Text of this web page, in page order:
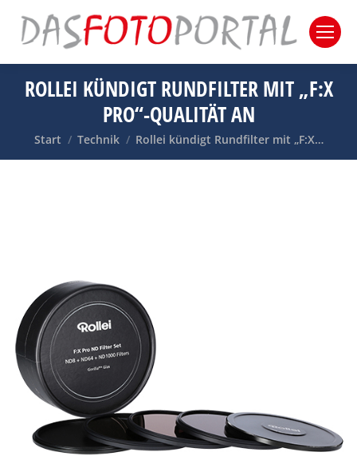
ROLLEI KÜNDIGT RUNDFILTER MIT „F:X
PRO“-QUALITÄT AN
Sie befinden sich hier:
Start Technik Rollei kündigt Rundfilter mit „F:X…